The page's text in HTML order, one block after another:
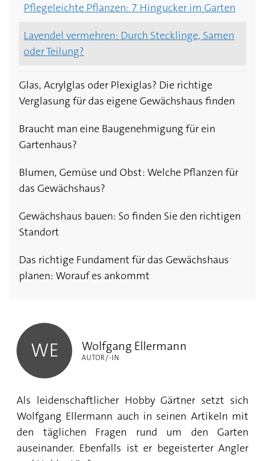
Pflegeleichte Pflanzen: 7 Hingucker im Garten
Lavendel vermehren: Durch Stecklinge, Samen
oder Teilung?
Glas, Acrylglas oder Plexiglas? Die richtige
Verglasung für das eigene Gewächshaus finden
Braucht man eine Baugenehmigung für ein
Gartenhaus?
Blumen, Gemüse und Obst: Welche Pflanzen für
das Gewächshaus?
Gewächshaus bauen: So finden Sie den richtigen
Standort
Das richtige Fundament für das Gewächshaus
planen: Worauf es ankommt
WE Wolfgang Ellermann
AUTOR/-IN
Als leidenschaftlicher Hobby Gärtner setzt sich
Wolfgang Ellermann auch in seinen Artikeln mit
den täglichen Fragen rund um den Garten
auseinander. Ebenfalls ist er begeisterter Angler